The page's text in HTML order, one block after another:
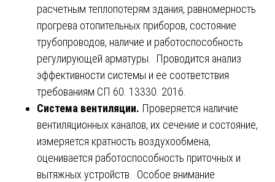
расчетным теплопотерям здания, равномерность
прогрева отопительных приборов, состояние
трубопроводов, наличие и работоспособность
регулирующей арматуры. Проводится анализ
эффективности системы и ее соответствия
требованиям СП 60. 13330. 2016.
Система вентиляции. Проверяется наличие
вентиляционных каналов, их сечение и состояние,
измеряется кратность воздухообмена,
оценивается работоспособность приточных и
вытяжных устройств. Особое внимание